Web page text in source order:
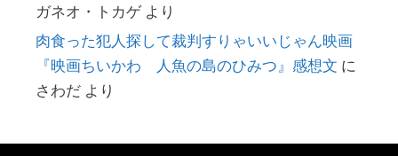
ガネオ・トカゲより
肉食った犯人探して裁判すりゃいいじゃん映画
『映画ちいかわ 人魚の島のひみつ』感想文 に
さわだ より